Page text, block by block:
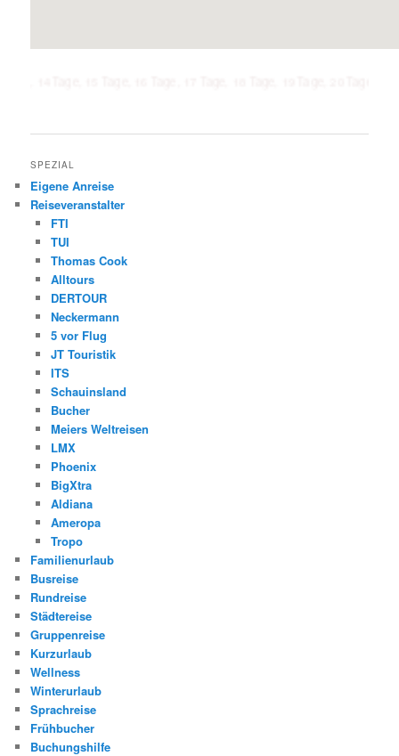
SPEZIAL
Eigene Anreise
Reiseveranstalter
FTI
TUI
Thomas Cook
Alltours
DERTOUR
Neckermann
5 vor Flug
JT Touristik
ITS
Schauinsland
Bucher
Meiers Weltreisen
LMX
Phoenix
BigXtra
Aldiana
Ameropa
Tropo
Familienurlaub
Busreise
Rundreise
Städtereise
Gruppenreise
Kurzurlaub
Wellness
Winterurlaub
Sprachreise
Frühbucher
Buchungshilfe